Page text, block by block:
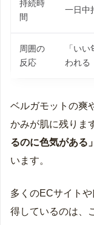
持続時
間
一日中
周囲の
反応
「い
われる
ベルガモットの爽
かみが肌に残りま
るのに色気がある」
います。
多くのECサイト
得しているのは、